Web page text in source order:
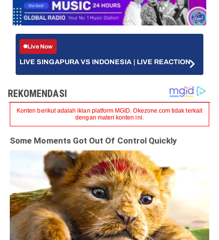
Live Now
LIVE SINGAPURA VS INDONESIA | LIVE REACTION